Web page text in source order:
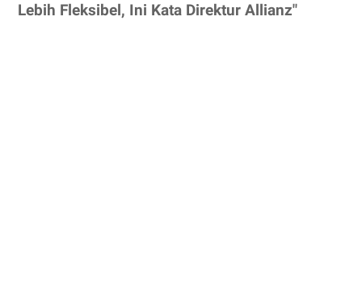
Lebih Fleksibel, Ini Kata Direktur Allianz"